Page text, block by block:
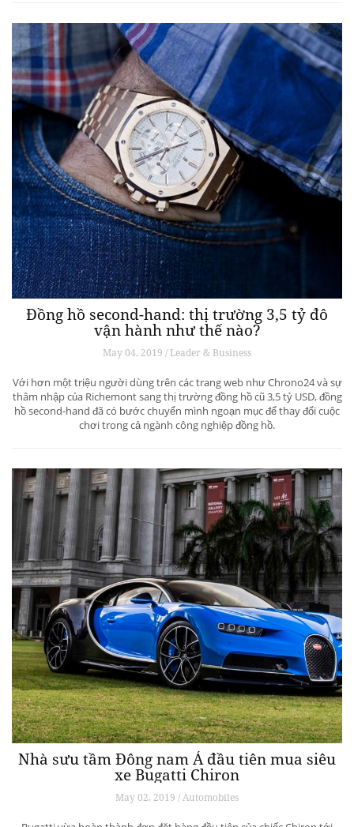
Đồng hồ second-hand: thị trường 3,5 tỷ đô
vận hành như thế nào?
May 04, 2019 / Leader & Business
Với hơn một triệu người dùng trên các trang web như Chrono24 và sự
thâm nhập của Richemont sang thị trường đồng hồ cũ 3,5 tỷ USD, đồng
hồ second-hand đã có bước chuyển mình ngoạn mục để thay đổi cuộc
chơi trong cả ngành công nghiệp đồng hồ.
Nhà sưu tầm Đông nam Á đầu tiên mua siêu
xe Bugatti Chiron
May 02, 2019 / Automobiles